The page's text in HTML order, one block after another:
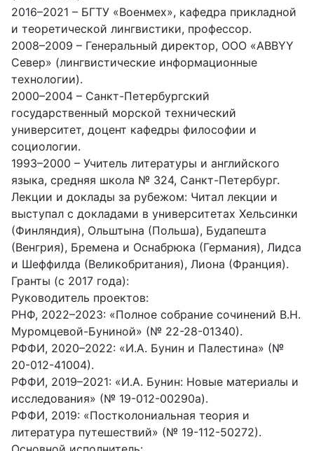
2016–2021 – БГТУ «Военмех», кафедра прикладной
и теоретической лингвистики, профессор.
2008–2009 – Генеральный директор, ООО «ABBYY
Север» (лингвистические информационные
технологии).
2000–2004 – Санкт-Петербургский
государственный морской технический
университет, доцент кафедры философии и
социологии.
1993–2000 – Учитель литературы и английского
языка, средняя школа № 324, Санкт-Петербург.
Лекции и доклады за рубежом: Читал лекции и
выступал с докладами в университетах Хельсинки
(Финляндия), Ольштына (Польша), Будапешта
(Венгрия), Бремена и Оснабрюка (Германия), Лидса
и Шеффилда (Великобритания), Лиона (Франция).
Гранты (с 2017 года):
Руководитель проектов:
РНФ, 2022–2023: «Полное собрание сочинений В.Н.
Муромцевой-Буниной» (№ 22-28-01340).
РФФИ, 2020–2022: «И.А. Бунин и Палестина» (№
20-012-41004).
РФФИ, 2019–2021: «И.А. Бунин: Новые материалы и
исследования» (№ 19-012-00290а).
РФФИ, 2019: «Постколониальная теория и
литература путешествий» (№ 19-112-50272).